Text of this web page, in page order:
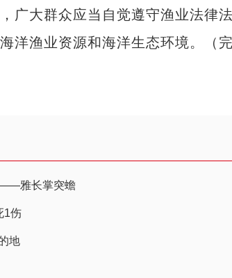
广大群众应当自觉遵守渔业法律
洋渔业资源和海洋生态环境。（完
——雅长掌突蟾
1伤
地